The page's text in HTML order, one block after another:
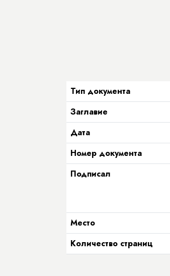
Тип документа
Заглавие
Дата
Номер документа
Подписал
Место
Количество страниц